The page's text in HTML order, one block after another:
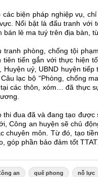
các biện pháp nghiệp vụ,
Nổi bật là đấu tranh
bán lẻ ma tuý trên địa bàn,
tranh phòng, chống tội
tiến gắn với thực hiện
Huyện uỷ, UBND huyện
lạc bộ “Phòng, chống
các thôn, xóm… đã thực
thi đua đã và đang tạo
Công an huyện sẽ chủ
chuyên môn. Từ đó, tạo
góp phần bảo đảm tốt
an quế phong nỗ lực